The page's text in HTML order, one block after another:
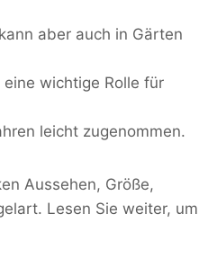
aber auch in Gärten
wichtige Rolle für
leicht zugenommen.
Aussehen, Größe,
Lesen Sie weiter, um